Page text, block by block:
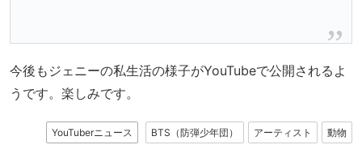
今後もジェニーの私生活の様子がYouTubeで公開されるよ
うです。楽しみです。
YouTuberニュース BTS（防弾少年団） アーティスト 動物